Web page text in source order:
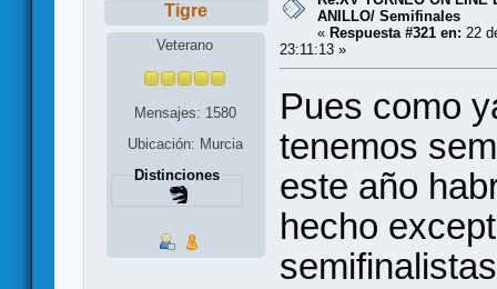
Tigre
Veterano
Mensajes: 1580
Ubicación: Murcia
Distinciones
ANILLO/ Semifinales
« Respuesta #321 en: 22
23:11:13 »
Pues como
tenemos
este año
hecho